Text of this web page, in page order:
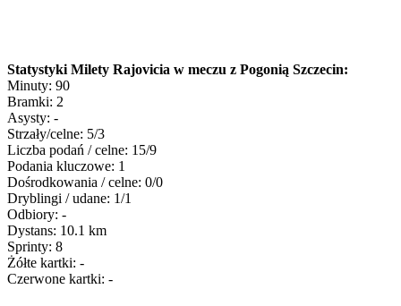
Statystyki Milety Rajovicia w meczu z Pogonią Szczecin:
Minuty: 90
Bramki: 2
Asysty: -
Strzały/celne: 5/3
Liczba podań / celne: 15/9
Podania kluczowe: 1
Dośrodkowania / celne: 0/0
Dryblingi / udane: 1/1
Odbiory: -
Dystans: 10.1 km
Sprinty: 8
Żółte kartki: -
Czerwone kartki: -